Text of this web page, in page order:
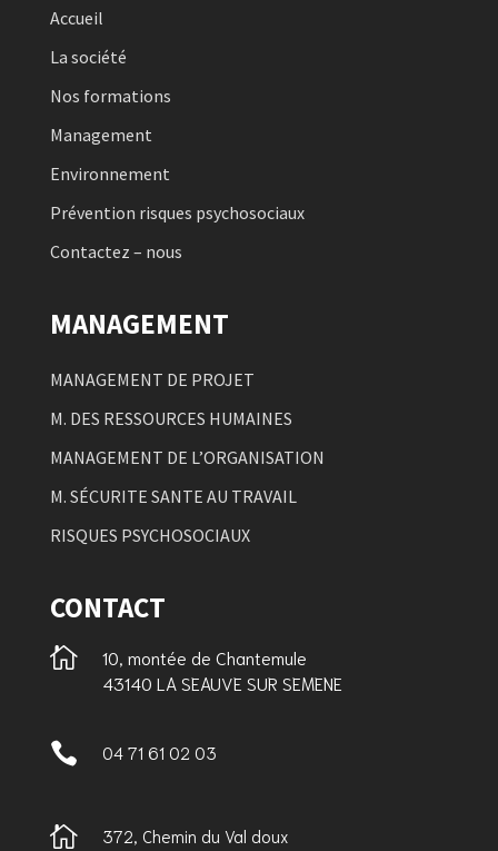
Accueil
La société
Nos formations
Management
Environnement
Prévention risques psychosociaux
Contactez – nous
MANAGEMENT
MANAGEMENT DE PROJET
M. DES RESSOURCES HUMAINES
MANAGEMENT DE L’ORGANISATION
M. SÉCURITE SANTE AU TRAVAIL
RISQUES PSYCHOSOCIAUX
CONTACT

10, montée de Chantemule
43140 LA SEAUVE SUR SEMENE
 04 71 61 02 03

372, Chemin du Val doux